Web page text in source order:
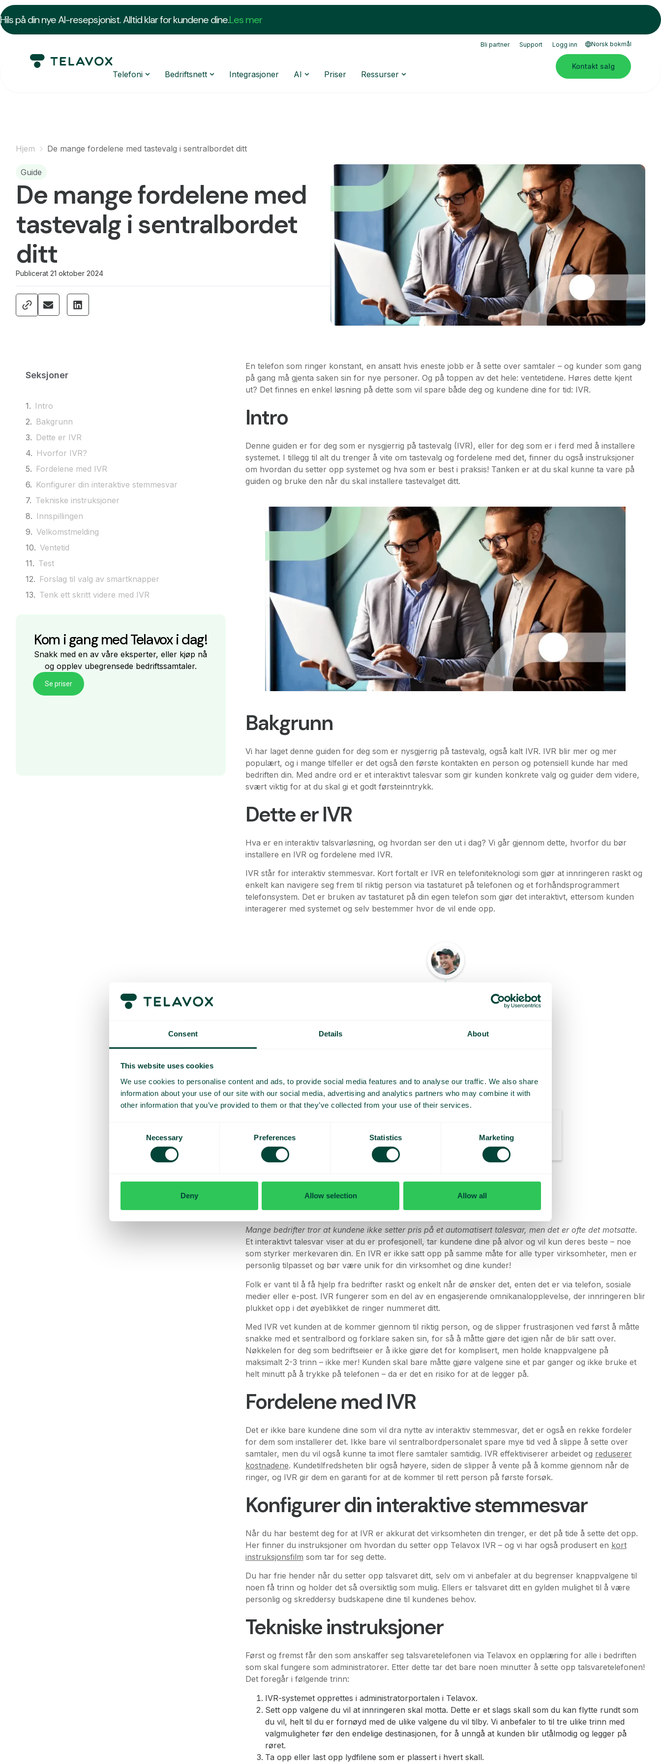
Consent Details About
This website uses cookies
We use cookies to personalise content and ads, to provide social media features and to analyse our traffic. We also share
information about your use of our site with our social media, advertising and analytics partners who may combine it with
other information that you’ve provided to them or that they’ve collected from your use of their services.
Necessary Preferences Statistics Marketing
Deny Allow selection Allow all
Hils på din nye AI-resepsjonist. Alltid klar for kundene dine.Les mer
Bli partner Support Logg inn Norsk bokmål
Telefoni Bedriftsnett Integrasjoner AI Priser Ressurser
Kontakt salg
Hjem De mange fordelene med tastevalg i sentralbordet ditt
Guide
De mange fordelene med
tastevalg i sentralbordet
ditt
Publicerat 21 oktober 2024
Seksjoner
Intro
Bakgrunn
Dette er IVR
Hvorfor IVR?
Fordelene med IVR
Konfigurer din interaktive stemmesvar
Tekniske instruksjoner
Innspillingen
Velkomstmelding
Ventetid
Test
Forslag til valg av smartknapper
Tenk ett skritt videre med IVR
Kom i gang med Telavox i dag!
Snakk med en av våre eksperter, eller kjøp nå
og opplev ubegrensede bedriftssamtaler.
Se priser
En telefon som ringer konstant, en ansatt hvis eneste jobb er å sette over samtaler – og kunder som gang
på gang må gjenta saken sin for nye personer. Og på toppen av det hele: ventetidene. Høres dette kjent
ut? Det finnes en enkel løsning på dette som vil spare både deg og kundene dine for tid: IVR.
Intro
Denne guiden er for deg som er nysgjerrig på tastevalg (IVR), eller for deg som er i ferd med å installere
systemet. I tillegg til alt du trenger å vite om tastevalg og fordelene med det, finner du også instruksjoner
om hvordan du setter opp systemet og hva som er best i praksis! Tanken er at du skal kunne ta vare på
guiden og bruke den når du skal installere tastevalget ditt.
Bakgrunn
Vi har laget denne guiden for deg som er nysgjerrig på tastevalg, også kalt IVR. IVR blir mer og mer
populært, og i mange tilfeller er det også den første kontakten en person og potensiell kunde har med
bedriften din. Med andre ord er et interaktivt talesvar som gir kunden konkrete valg og guider dem videre,
svært viktig for at du skal gi et godt førsteinntrykk.
Dette er IVR
Hva er en interaktiv talsvarløsning, og hvordan ser den ut i dag? Vi går gjennom dette, hvorfor du bør
installere en IVR og fordelene med IVR.
IVR står for interaktiv stemmesvar. Kort fortalt er IVR en telefoniteknologi som gjør at innringeren raskt og
enkelt kan navigere seg frem til riktig person via tastaturet på telefonen og et forhåndsprogrammert
telefonsystem. Det er bruken av tastaturet på din egen telefon som gjør det interaktivt, ettersom kunden
interagerer med systemet og selv bestemmer hvor de vil ende opp.
Hvorfor IVR?
Mange bedrifter tror at kundene ikke setter pris på et automatisert talesvar, men det er ofte det motsatte.
Et interaktivt talesvar viser at du er profesjonell, tar kundene dine på alvor og vil kun deres beste – noe
som styrker merkevaren din. En IVR er ikke satt opp på samme måte for alle typer virksomheter, men er
personlig tilpasset og bør være unik for din virksomhet og dine kunder!
Folk er vant til å få hjelp fra bedrifter raskt og enkelt når de ønsker det, enten det er via telefon, sosiale
medier eller e-post. IVR fungerer som en del av en engasjerende omnikanalopplevelse, der innringeren blir
plukket opp i det øyeblikket de ringer nummeret ditt.
Med IVR vet kunden at de kommer gjennom til riktig person, og de slipper frustrasjonen ved først å måtte
snakke med et sentralbord og forklare saken sin, for så å måtte gjøre det igjen når de blir satt over.
Nøkkelen for deg som bedriftseier er å ikke gjøre det for komplisert, men holde knappvalgene på
maksimalt 2-3 trinn – ikke mer! Kunden skal bare måtte gjøre valgene sine et par ganger og ikke bruke et
helt minutt på å trykke på telefonen – da er det en risiko for at de legger på.
Fordelene med IVR
Det er ikke bare kundene dine som vil dra nytte av interaktiv stemmesvar, det er også en rekke fordeler
for dem som installerer det. Ikke bare vil sentralbordpersonalet spare mye tid ved å slippe å sette over
samtaler, men du vil også kunne ta imot flere samtaler samtidig. IVR effektiviserer arbeidet og reduserer
kostnadene. Kundetilfredsheten blir også høyere, siden de slipper å vente på å komme gjennom når de
ringer, og IVR gir dem en garanti for at de kommer til rett person på første forsøk.
Konfigurer din interaktive stemmesvar
Når du har bestemt deg for at IVR er akkurat det virksomheten din trenger, er det på tide å sette det opp.
Her finner du instruksjoner om hvordan du setter opp Telavox IVR – og vi har også produsert en kort
instruksjonsfilm som tar for seg dette.
Du har frie hender når du setter opp talsvaret ditt, selv om vi anbefaler at du begrenser knappvalgene til
noen få trinn og holder det så oversiktlig som mulig. Ellers er talsvaret ditt en gylden mulighet til å være
personlig og skreddersy budskapene dine til kundenes behov.
Tekniske instruksjoner
Først og fremst får den som anskaffer seg talsvaretelefonen via Telavox en opplæring for alle i bedriften
som skal fungere som administratorer. Etter dette tar det bare noen minutter å sette opp talsvaretelefonen!
Det foregår i følgende trinn:
IVR-systemet opprettes i administratorportalen i Telavox.
Sett opp valgene du vil at innringeren skal motta. Dette er et slags skall som du kan flytte rundt som
du vil, helt til du er fornøyd med de ulike valgene du vil tilby. Vi anbefaler to til tre ulike trinn med
valgmuligheter før den endelige destinasjonen, for å unngå at kunden blir utålmodig og legger på
røret.
Ta opp eller last opp lydfilene som er plassert i hvert skall.